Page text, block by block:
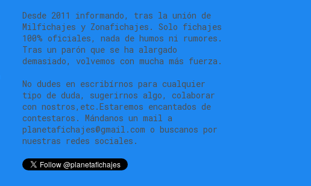
Desde 2011 informando, tras la unión de
Milfichajes y Zonafichajes. Solo fichajes
100% oficiales, nada de humos ni rumores.
Tras un parón que se ha alargado
demasiado, volvemos con mucha más fuerza.
No dudes en escribírnos para cualquier
tipo de duda, sugerirnos algo, colaborar
con nostros,etc.Estaremos encantados de
contestaros. Mándanos un mail a
planetafichajes@gmail.com o buscanos por
nuestras redes sociales.